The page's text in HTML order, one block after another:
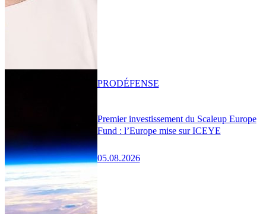
Premier investissement du Scaleup Europe
Fund : l’Europe mise sur ICEYE
05.08.2026
PRODÉFENSE